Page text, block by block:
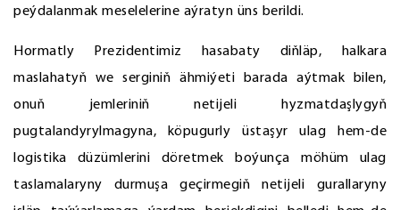
peýdalanmak meselelerine aýratyn üns berildi.
Hormatly Prezidentimiz hasabaty diňläp, halkara
maslahatyň we serginiň ähmiýeti barada aýtmak bilen,
onuň jemleriniň netijeli hyzmatdaşlygyň
pugtalandyrylmagyna, köpugurly üstaşyr ulag hem-de
logistika düzümlerini döretmek boýunça möhüm ulag
taslamalaryny durmuşa geçirmegiň netijeli gurallaryny